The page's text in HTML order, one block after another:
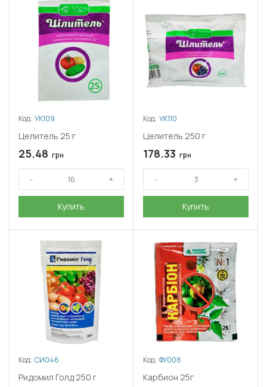
смесях подавляет возникновение новых толерантных к
фунгициду форм. Цена на манкоцеб зависит от массы
действующего вещества в упаковке, а также особенностей
комбинации с другими компонентами.
Токсичность
Манкоцеб относится ко 2 группе токсичности для человека и к
Код: УК109
Целитель 25 г
25.48 грн
Купить
Код: УК110
Целитель 250 г
178.33 грн
Купить
Код: СИ046
Ридомил Голд 250 г
Код: ФУ008
Карбион 25г